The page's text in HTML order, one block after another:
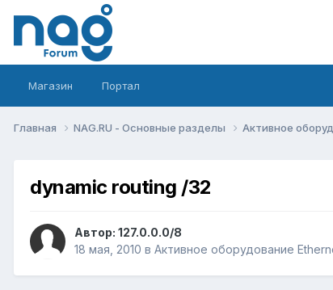
Магазин Портал
Главная NAG.RU - Основные разделы Активное
dynamic routing /32
Автор: 127.0.0.0/8
18 мая, 2010 в Активное оборудование